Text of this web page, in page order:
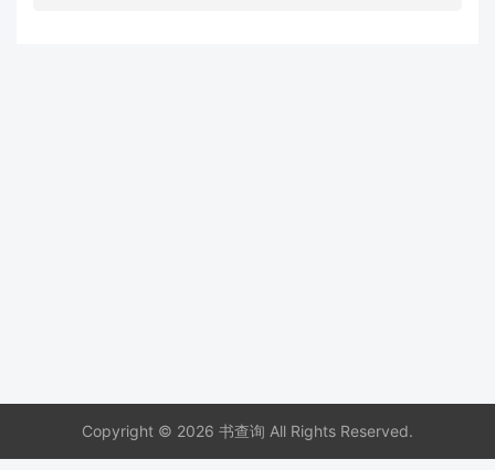
Copyright © 2026 书查询 All Rights Reserved.